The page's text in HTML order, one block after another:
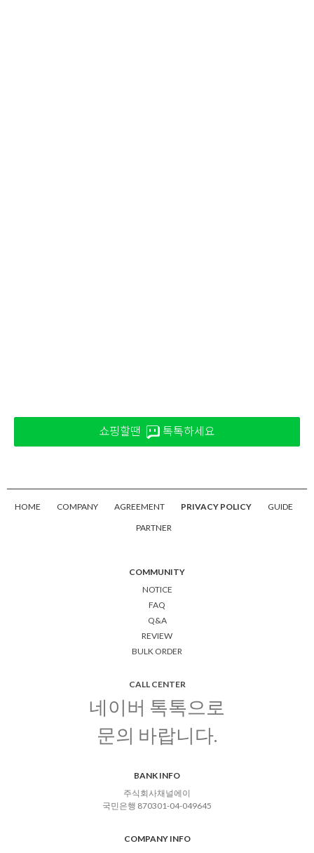
쇼핑할땐 톡톡하세요
HOME COMPANY AGREEMENT PRIVACY POLICY
GUIDE
PARTNER
COMMUNITY
NOTICE
FAQ
Q&A
REVIEW
BULK ORDER
CALL CENTER
네이버 톡톡으로
문의 바랍니다.
BANK INFO
주식회사채널에이
국민은행 870301-04-049645
COMPANY INFO